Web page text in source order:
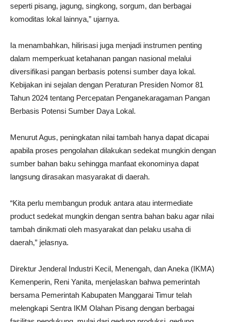
seperti pisang, jagung, singkong, sorgum, dan berbagai
komoditas lokal lainnya,” ujarnya.
Ia menambahkan, hilirisasi juga menjadi instrumen penting
dalam memperkuat ketahanan pangan nasional melalui
diversifikasi pangan berbasis potensi sumber daya lokal.
Kebijakan ini sejalan dengan Peraturan Presiden Nomor 81
Tahun 2024 tentang Percepatan Penganekaragaman Pangan
Berbasis Potensi Sumber Daya Lokal.
Menurut Agus, peningkatan nilai tambah hanya dapat dicapai
apabila proses pengolahan dilakukan sedekat mungkin dengan
sumber bahan baku sehingga manfaat ekonominya dapat
langsung dirasakan masyarakat di daerah.
“Kita perlu membangun produk antara atau intermediate
product sedekat mungkin dengan sentra bahan baku agar nilai
tambah dinikmati oleh masyarakat dan pelaku usaha di
daerah,” jelasnya.
Direktur Jenderal Industri Kecil, Menengah, dan Aneka (IKMA)
Kemenperin, Reni Yanita, menjelaskan bahwa pemerintah
bersama Pemerintah Kabupaten Manggarai Timur telah
melengkapi Sentra IKM Olahan Pisang dengan berbagai